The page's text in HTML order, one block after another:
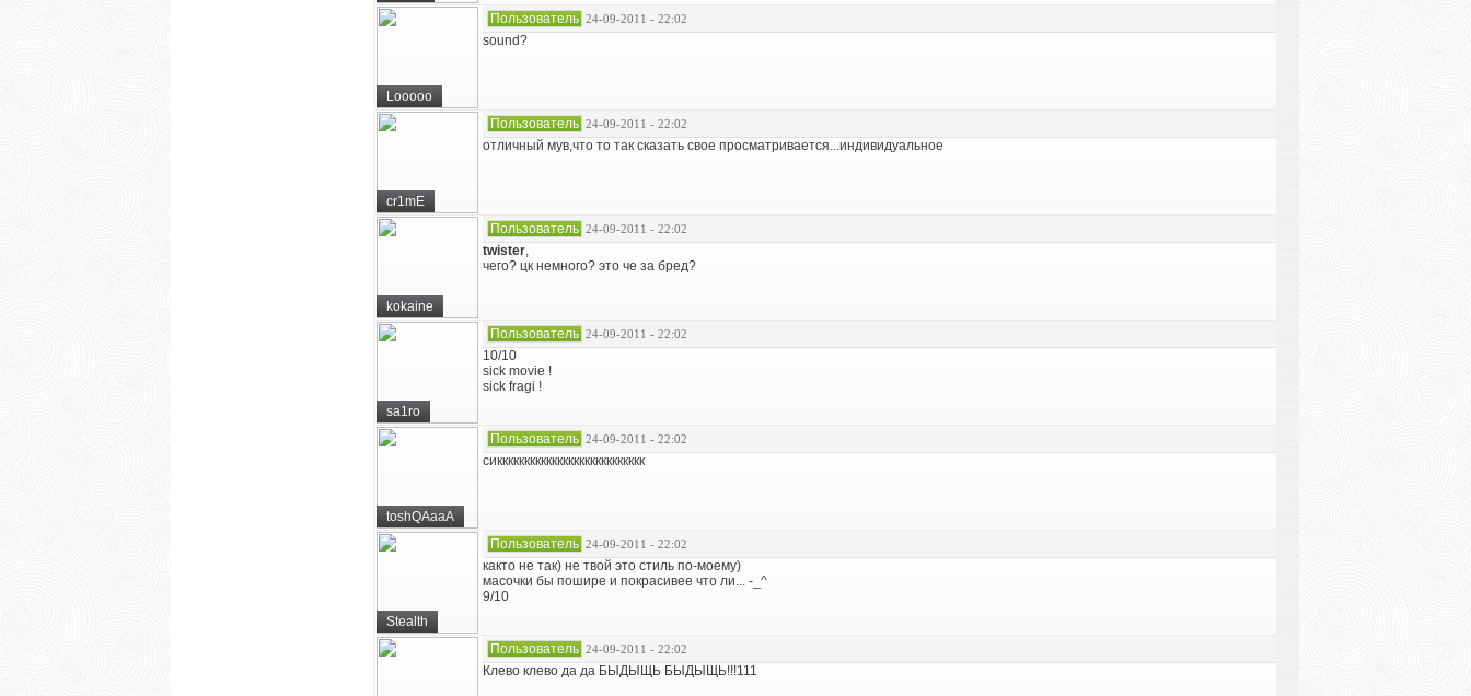
Looooo
Пользователь 24-09-2011 - 22:02
sound?
cr1mE
Пользователь 24-09-2011 - 22:02
отличный мув,что то так сказать свое просматривается...индивидуальное
kokaine
Пользователь 24-09-2011 - 22:02
twister,
чего? цк немного? это че за бред?
sa1ro
Пользователь 24-09-2011 - 22:02
10/10
sick movie !
sick fragi !
toshQAaaA
Пользователь 24-09-2011 - 22:02
сиккккккккккккккккккккккккккк
Stealth
Пользователь 24-09-2011 - 22:02
както не так) не твой это стиль по-моему)
масочки бы пошире и покрасивее что ли... -_^
9/10
Пользователь 24-09-2011 - 22:02
Клево клево да да БЫДЫЩЬ БЫДЫЩЬ!!!111